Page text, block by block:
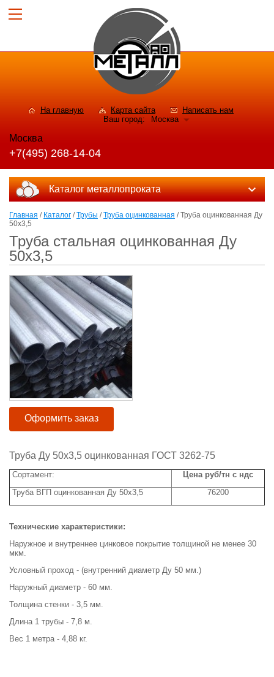
На главную Карта сайта
Написать нам
Ваш город:
Москва
Москва
+7(495) 268-14-04
Каталог металлопроката
Главная / Каталог /Трубы /Труба оцинкованная / Труба оцинкованная Ду
50х3,5
Труба стальная оцинкованная Ду
50х3,5
Оформить заказ
Труба Ду 50х3,5 оцинкованная ГОСТ 3262-75
Сортамент:
Цена руб/тн с ндс
Труба ВГП оцинкованная Ду 50х3,5
76200
Технические характеристики:
Наружное и внутреннее цинковое покрытие толщиной не менее 30
мкм.
Условный проход - (внутренний диаметр Ду 50 мм.)
Наружный диаметр - 60 мм.
Толщина стенки - 3,5 мм.
Длина 1 трубы - 7,8 м.
Вес 1 метра - 4,88 кг.